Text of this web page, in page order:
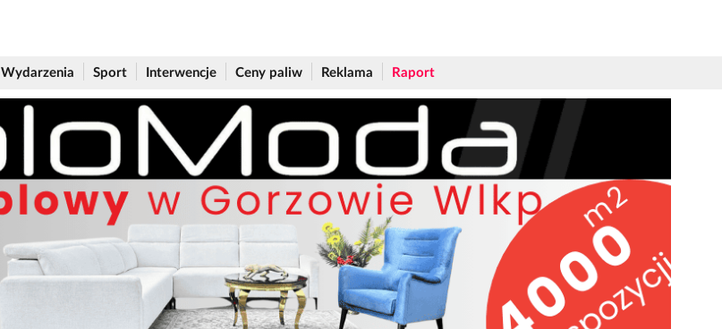
Wydarzenia Sport Interwencje Ceny paliw Reklama Raport